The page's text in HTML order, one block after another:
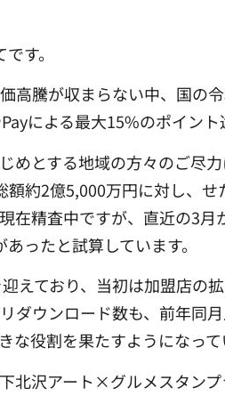
す。
高騰が収まらない中、国の
による最大15%のポイント
めとする地域の方々のご尽
額約2億5,000万円に対し、
在精査中ですが、直近の3
ったと試算しています。
えており、当初は加盟店の
ダウンロード数も、前年同
な役割を果たすようになって
北沢アート×グルメスタンプ